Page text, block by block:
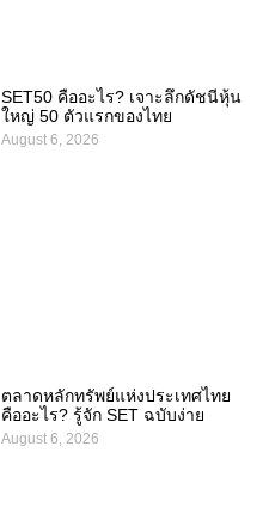
SET50 คืออะไร? เจาะลึกดัชนีหุ้น
ใหญ่ 50 ตัวแรกของไทย
August 6, 2026
ตลาดหลักทรัพย์แห่งประเทศไทย
คืออะไร? รู้จัก SET ฉบับง่าย
August 6, 2026